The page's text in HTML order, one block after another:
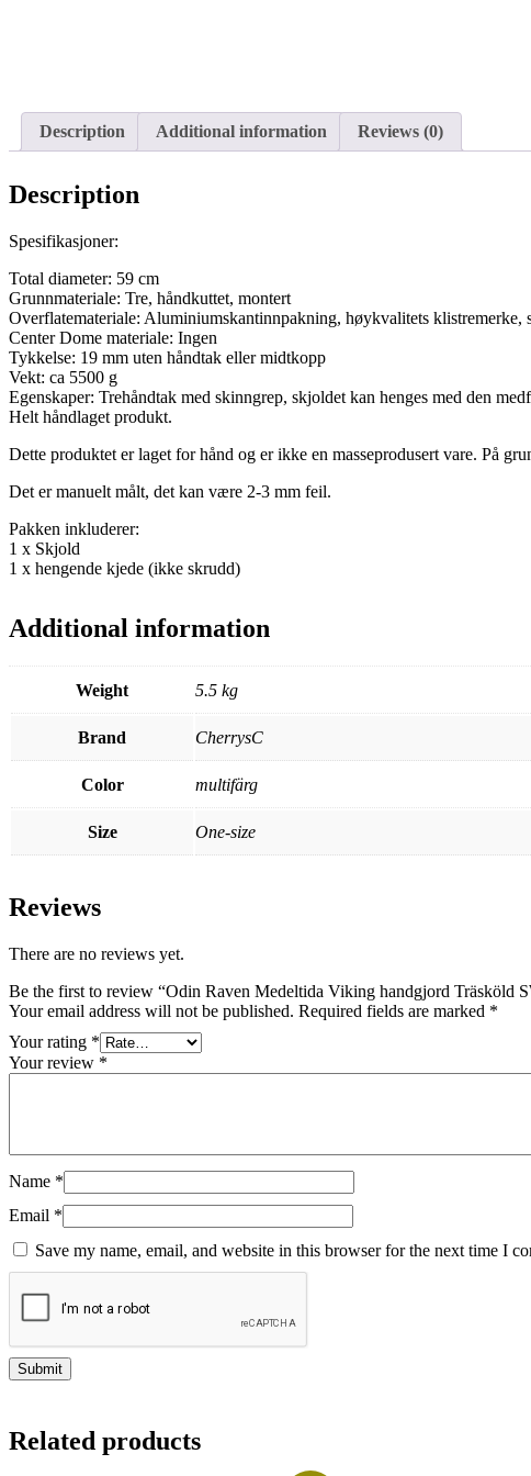
Description Additional information Reviews (0)
Description
Spesifikasjoner:
Total diameter: 59 cm
Grunnmateriale: Tre, håndkuttet, montert
Overflatemateriale: Aluminiumskantinnpakning, høykvalitets klistremerke,
Center Dome materiale: Ingen
Tykkelse: 19 mm uten håndtak eller midtkopp
Vekt: ca 5500 g
Egenskaper: Trehåndtak med skinngrep, skjoldet kan henges med den
Helt håndlaget produkt.
Dette produktet er laget for hånd og er ikke en masseprodusert vare. På
Det er manuelt målt, det kan være 2-3 mm feil.
Pakken inkluderer:
1 x Skjold
1 x hengende kjede (ikke skrudd)
Additional information
Weight 5.5 kg
Brand CherrysC
Color multifärg
Size One-size
Reviews
There are no reviews yet.
Be the first to review “Odin Raven Medeltida Viking handgjord Träsköld
Your email address will not be published. Required fields are marked *
Your rating *
Your review *
Name *
Email *
Save my name, email, and website in this browser for the next time I
Related products